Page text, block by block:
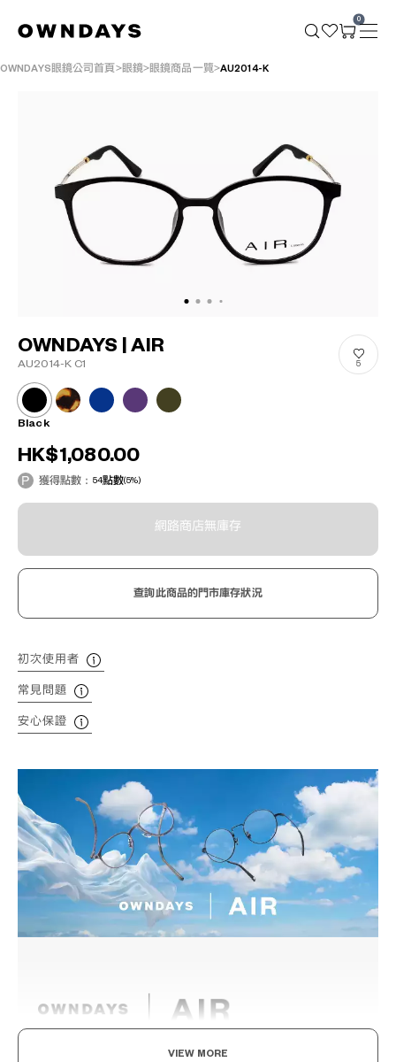
0
OWNDAYS眼鏡公司首頁 眼鏡 眼鏡商品一覽 AU2014-K
OWNDAYS | AIR
AU2014-K C1 5
Black
HK$1,080.00
獲得點數： 54點數(5%)
網路商店無庫存
查詢此商品的門市庫存狀況
初次使用者
常見問題
安心保證
VIEW MORE